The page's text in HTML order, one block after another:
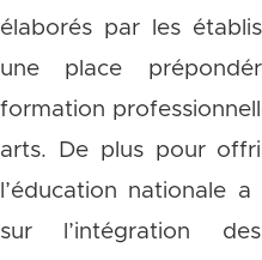
élaborés par les
une place
formation
arts. De plus pour
l’éducation nationale
sur l’intégration